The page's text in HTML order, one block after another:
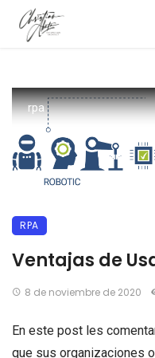
rpa
RPA
Ventajas de
8 de noviembre de 2020
En este post les
que sus organizaciones